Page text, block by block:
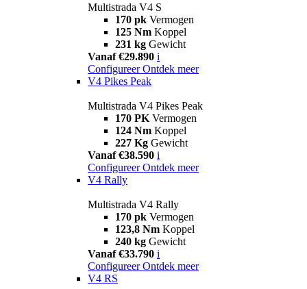
Multistrada V4 S
170 pk Vermogen
125 Nm Koppel
231 kg Gewicht
Vanaf €29.890 i
Configureer Ontdek meer
V4 Pikes Peak
Multistrada V4 Pikes Peak
170 PK Vermogen
124 Nm Koppel
227 Kg Gewicht
Vanaf €38.590 i
Configureer Ontdek meer
V4 Rally
Multistrada V4 Rally
170 pk Vermogen
123,8 Nm Koppel
240 kg Gewicht
Vanaf €33.790 i
Configureer Ontdek meer
V4 RS